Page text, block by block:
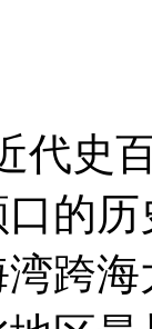
代史
的
跨海